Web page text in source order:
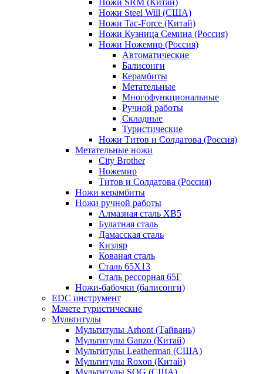
Ножи Steel Will (США)
Ножи Tac-Force (Китай)
Ножи Кузница Семина (Россия)
Ножи Ножемир (Россия)
Автоматические
Балисонги
Керамбиты
Метательные
Многофункциональные
Ручной работы
Складные
Туристические
Ножи Титов и Солдатова (Россия)
Метательные ножи
City Brother
Ножемир
Титов и Солдатова (Россия)
Ножи керамбиты
Ножи ручной работы
Алмазная сталь ХВ5
Булатная сталь
Дамасская сталь
Кизляр
Кованая сталь
Сталь 65Х13
Сталь рессорная 65Г
Ножи-бабочки (балисонги)
EDC инструмент
Мачете туристические
Мультитулы
Мультитулы Arhont (Тайвань)
Мультитулы Ganzo (Китай)
Мультитулы Leatherman (США)
Мультитулы Roxon (Китай)
Мультитулы SOG (США)